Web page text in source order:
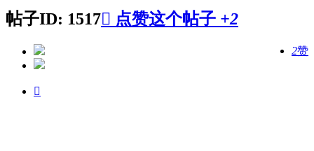
帖子ID: 1517 点赞这个帖子 +2
2赞
